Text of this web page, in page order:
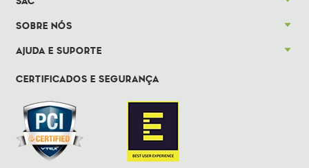
SOBRE NÓS
AJUDA E SUPORTE
CERTIFICADOS E SEGURANÇA